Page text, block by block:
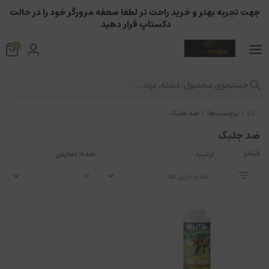
برچسب‌ها ضد جلبک
ضد جلبک
فیلتر ترتیب تعداد نمایش
جهت تجربه بهتر و خرید راحت تر لطفا صحفه مرورگر خود را در حالت
دکستاپ قرار دهید.
0
جستجوی محصول، دسته، برند...